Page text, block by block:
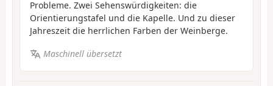
Probleme. Zwei Sehenswürdigkeiten: die
Orientierungstafel und die Kapelle. Und zu dieser
Jahreszeit die herrlichen Farben der Weinberge.
Maschinell übersetzt